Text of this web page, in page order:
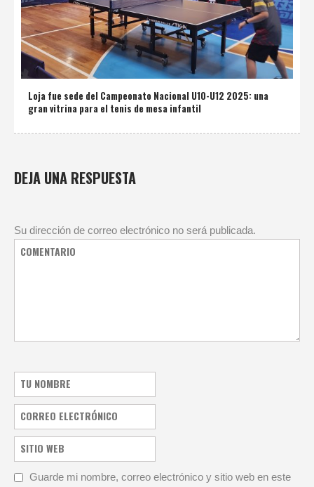
Loja fue sede del Campeonato Nacional U10-U12 2025: una
gran vitrina para el tenis de mesa infantil
DEJA UNA RESPUESTA
Su dirección de correo electrónico no será publicada.
Guarde mi nombre, correo electrónico y sitio web en este